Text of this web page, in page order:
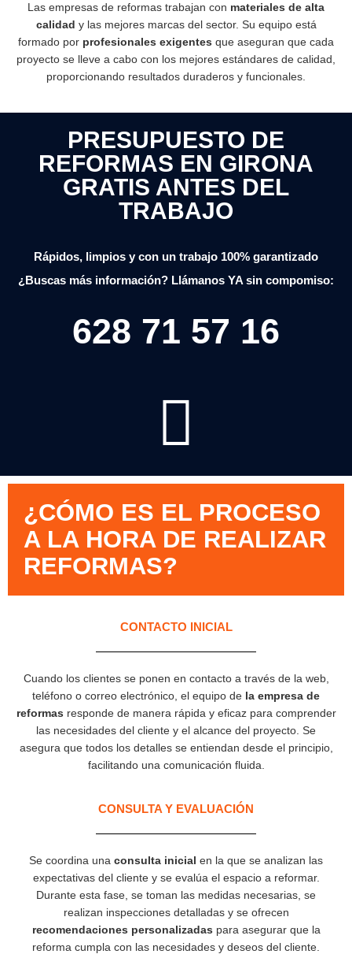
Las empresas de reformas trabajan con materiales de alta
calidad y las mejores marcas del sector. Su equipo está
formado por profesionales exigentes que aseguran que cada
proyecto se lleve a cabo con los mejores estándares de calidad,
proporcionando resultados duraderos y funcionales.
PRESUPUESTO DE
REFORMAS EN GIRONA
GRATIS ANTES DEL
TRABAJO
Rápidos, limpios y con un trabajo 100% garantizado
¿Buscas más información? Llámanos YA sin compomiso:
628 71 57 16
¿CÓMO ES EL PROCESO
A LA HORA DE REALIZAR
REFORMAS?
CONTACTO INICIAL
Cuando los clientes se ponen en contacto a través de la web,
teléfono o correo electrónico, el equipo de la empresa de
reformas responde de manera rápida y eficaz para comprender
las necesidades del cliente y el alcance del proyecto. Se
asegura que todos los detalles se entiendan desde el principio,
facilitando una comunicación fluida.
CONSULTA Y EVALUACIÓN
Se coordina una consulta inicial en la que se analizan las
expectativas del cliente y se evalúa el espacio a reformar.
Durante esta fase, se toman las medidas necesarias, se
realizan inspecciones detalladas y se ofrecen
recomendaciones personalizadas para asegurar que la
reforma cumpla con las necesidades y deseos del cliente.